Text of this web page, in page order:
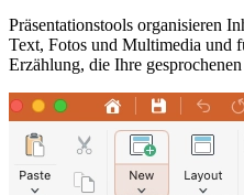
Präsentationstools organisieren
Text, Fotos und Multimedia und
Erzählung, die Ihre